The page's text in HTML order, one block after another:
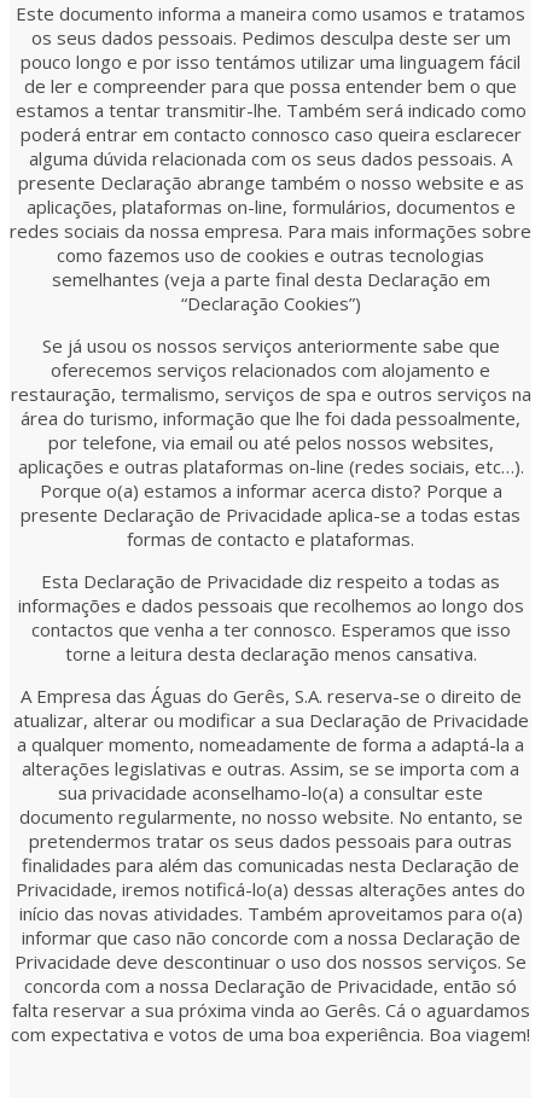
Este documento informa a maneira como usamos e tratamos
os seus dados pessoais. Pedimos desculpa deste ser um
pouco longo e por isso tentámos utilizar uma linguagem fácil
de ler e compreender para que possa entender bem o que
estamos a tentar transmitir-lhe. Também será indicado como
poderá entrar em contacto connosco caso queira esclarecer
alguma dúvida relacionada com os seus dados pessoais. A
presente Declaração abrange também o nosso website e as
aplicações, plataformas on-line, formulários, documentos e
redes sociais da nossa empresa. Para mais informações sobre
como fazemos uso de cookies e outras tecnologias
semelhantes (veja a parte final desta Declaração em
“Declaração Cookies”)
Se já usou os nossos serviços anteriormente sabe que
oferecemos serviços relacionados com alojamento e
restauração, termalismo, serviços de spa e outros serviços na
área do turismo, informação que lhe foi dada pessoalmente,
por telefone, via email ou até pelos nossos websites,
aplicações e outras plataformas on-line (redes sociais, etc…).
Porque o(a) estamos a informar acerca disto? Porque a
presente Declaração de Privacidade aplica-se a todas estas
formas de contacto e plataformas.
Esta Declaração de Privacidade diz respeito a todas as
informações e dados pessoais que recolhemos ao longo dos
contactos que venha a ter connosco. Esperamos que isso
torne a leitura desta declaração menos cansativa.
A Empresa das Águas do Gerês, S.A. reserva-se o direito de
atualizar, alterar ou modificar a sua Declaração de Privacidade
a qualquer momento, nomeadamente de forma a adaptá-la a
alterações legislativas e outras. Assim, se se importa com a
sua privacidade aconselhamo-lo(a) a consultar este
documento regularmente, no nosso website. No entanto, se
pretendermos tratar os seus dados pessoais para outras
finalidades para além das comunicadas nesta Declaração de
Privacidade, iremos notificá-lo(a) dessas alterações antes do
início das novas atividades. Também aproveitamos para o(a)
informar que caso não concorde com a nossa Declaração de
Privacidade deve descontinuar o uso dos nossos serviços. Se
concorda com a nossa Declaração de Privacidade, então só
falta reservar a sua próxima vinda ao Gerês. Cá o aguardamos
com expectativa e votos de uma boa experiência. Boa viagem!